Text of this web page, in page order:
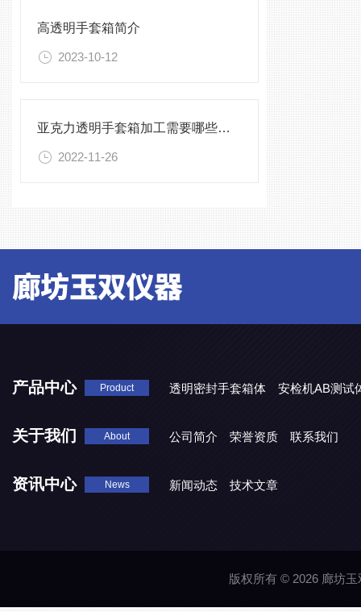
高透明手套箱简介
2023-10-12
亚克力透明手套箱加工需要哪些设备
2022-11-26
产品中心 Product 透明密封手套箱体 安检机AB测试
关于我们 About 公司简介 荣誉资质 联系我们
资讯中心 News 新闻动态 技术文章
版权所有 © 2026 廊坊